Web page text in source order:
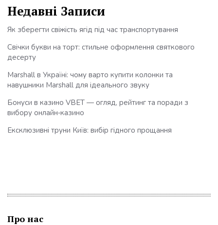
Недавні Записи
Як зберегти свіжість ягід під час транспортування
Свічки букви на торт: стильне оформлення святкового
десерту
Marshall в Україні: чому варто купити колонки та
навушники Marshall для ідеального звуку
Бонуси в казино VBET — огляд, рейтинг та поради з
вибору онлайн‑казино
Ексклюзивні труни Київ: вибір гідного прощання
Про нас